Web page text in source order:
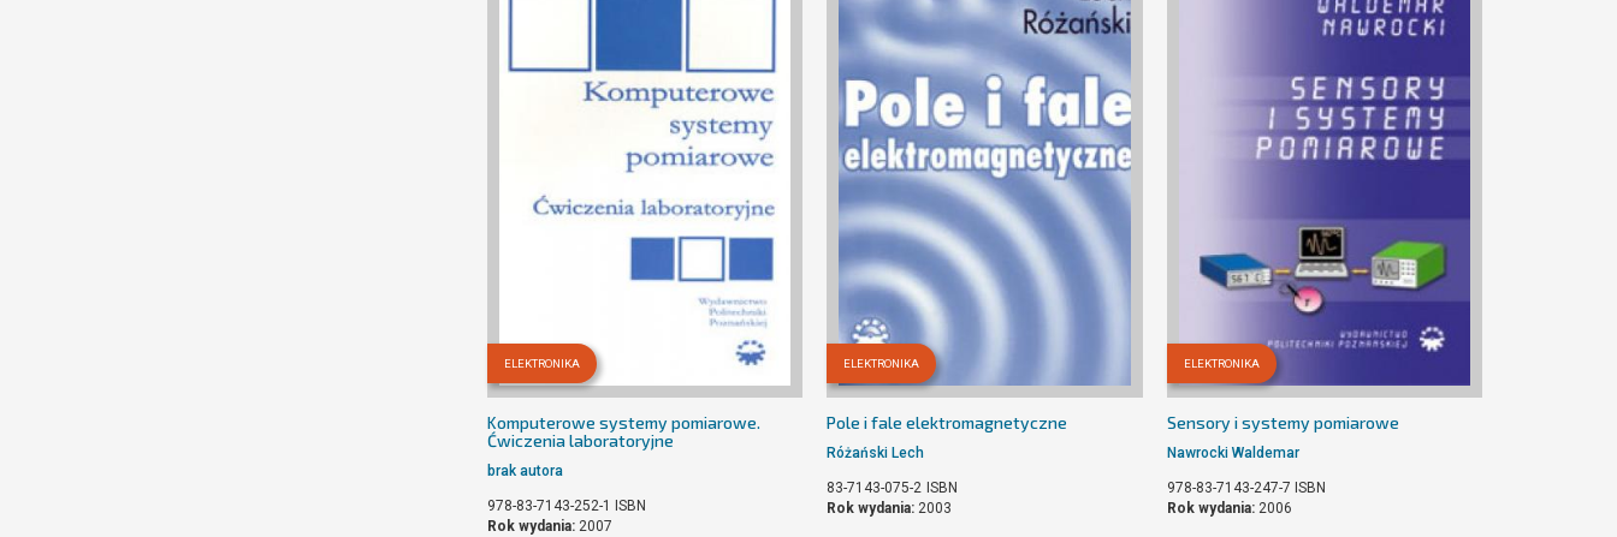
ELEKTRONIKA
Komputerowe systemy pomiarowe.
Ćwiczenia laboratoryjne
brak autora
978-83-7143-252-1
ISBN
Rok wydania: 2007
ELEKTRONIKA
Pole i fale elektromagnetyczne
Różański Lech
83-7143-075-2 ISBN
Rok wydania: 2003
ELEKTRONIKA
Sensory i systemy pomiarowe
Nawrocki Waldemar
978-83-7143-247-7 ISBN
Rok wydania: 2006